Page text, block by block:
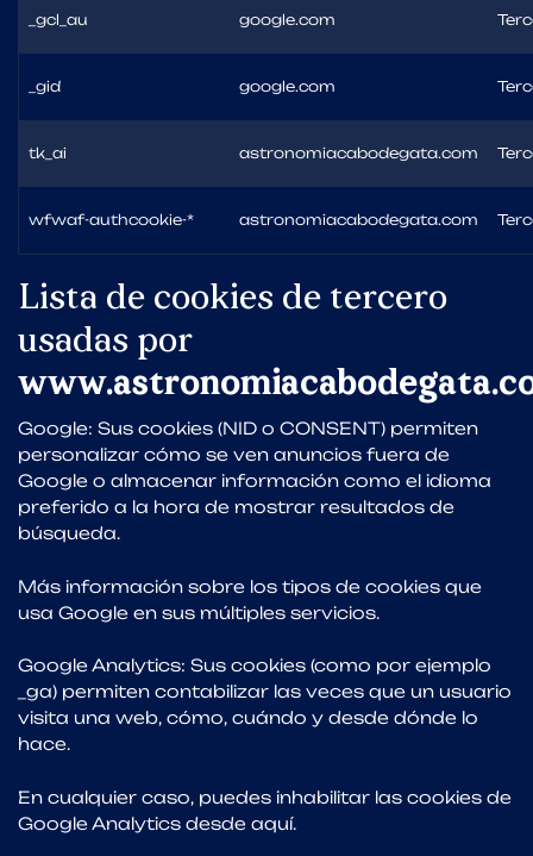
_gcl_au google.com
_gid google.com
tk_ai astronomiacabodegata.com
wfwaf-authcookie-* astronomiacabodegata.com
Lista de cookies de tercero
usadas por
Google: Sus cookies (NID o CONSENT) permiten
personalizar cómo se ven anuncios fuera de
Google o almacenar información como el idioma
preferido a la hora de mostrar resultados de
búsqueda.
Más información sobre los tipos de cookies que
usa Google en sus múltiples servicios.
Google Analytics: Sus cookies (como por ejemplo
_ga) permiten contabilizar las veces que un usuario
visita una web, cómo, cuándo y desde dónde lo
hace.
En cualquier caso, puedes inhabilitar las cookies de
Google Analytics desde aquí.